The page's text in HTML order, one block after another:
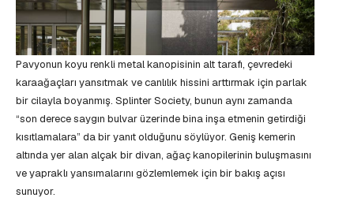
Pavyonun koyu renkli metal kanopisinin alt tarafı, çevredeki
karaağaçları yansıtmak ve canlılık hissini arttırmak için parlak
bir cilayla boyanmış. Splinter Society, bunun aynı zamanda
“son derece saygın bulvar üzerinde bina inşa etmenin getirdiği
kısıtlamalara” da bir yanıt olduğunu söylüyor. Geniş kemerin
altında yer alan alçak bir divan, ağaç kanopilerinin buluşmasını
ve yapraklı yansımalarını gözlemlemek için bir bakış açısı
sunuyor.